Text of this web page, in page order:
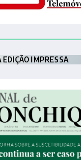
IMPRESSA